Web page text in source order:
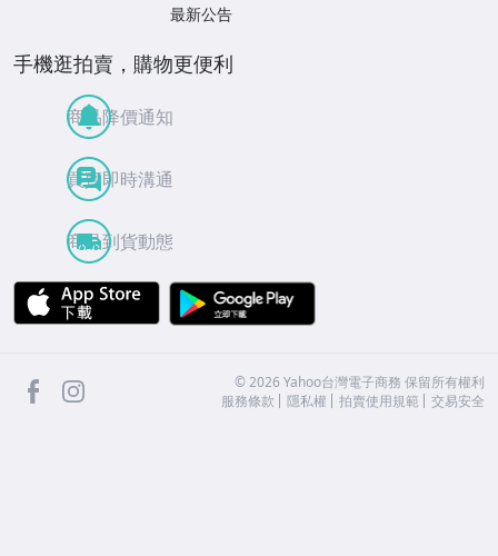
最新公告
手機逛拍賣，購物更便利
商品降價通知
買賣即時溝通
商品到貨動態
APP Store
facebook ©2026 Yahoo台灣電子商務 保留所有權利
服務條款
隱私權 拍賣使用規範 交易安全